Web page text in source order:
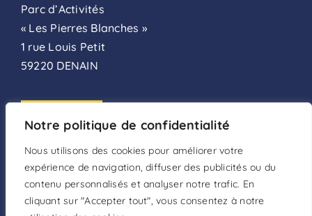
Notre politique de confidentialité
Nous utilisons des cookies pour améliorer votre
expérience de navigation, diffuser des publicités ou du
contenu personnalisés et analyser notre trafic. En
cliquant sur "Accepter tout", vous consentez à notre
Parc d’Activités
« Les Pierres Blanches »
1 rue Louis Petit
59220 DENAIN
FAIRE UN DON
DEVENIR BÉNÉVOLE